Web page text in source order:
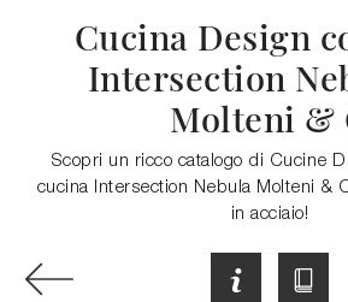
Cucina Design
Intersection
Molteni &
Scopri un ricco catalogo di Cucine
cucina Intersection Nebula Molteni &
in acciaio!